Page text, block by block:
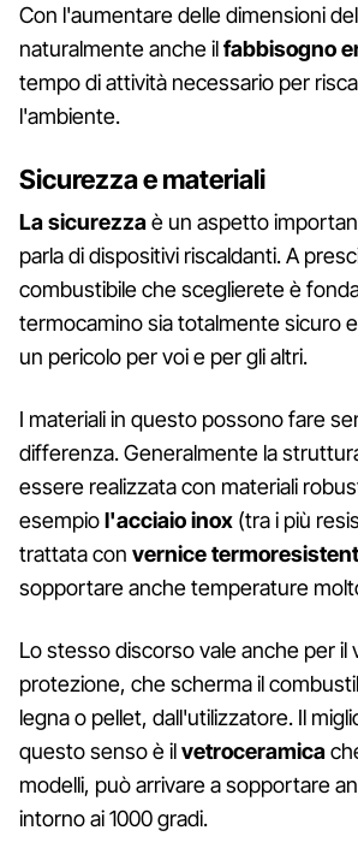
Con l'aumentare delle dimensioni
naturalmente anche ilfabbisogno
tempo di attività necessario per
l'ambiente.
Sicurezza e materiali
La sicurezzaè un aspetto
parla di dispositivi riscaldanti. A
combustibile che sceglierete è
termocamino sia totalmente sicuro
un pericolo per voi e per gli altri.
I materiali in questo possono fare
differenza. Generalmente la
essere realizzata con materiali
esempiol'acciaio inox (tra i più
trattata con vernice
sopportare anche temperature
Lo stesso discorso vale anche per il
protezione, che scherma il
legna o pellet, dall'utilizzatore. Il
questo senso è ilvetroceramica
modelli, può arrivare a sopportare
intorno ai 1000 gradi.